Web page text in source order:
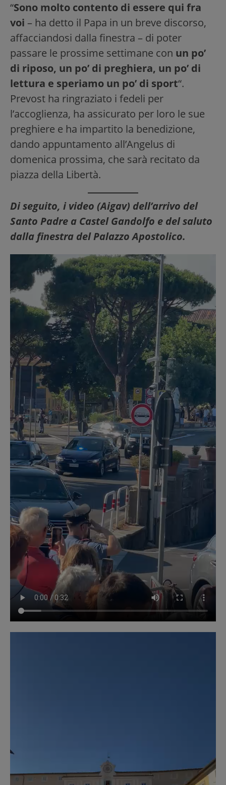
“Sono molto contento di essere qui fra
voi – ha detto il Papa in un breve discorso,
affacciandosi dalla finestra – di poter
passare le prossime settimane con un po’
di riposo, un po’ di preghiera, un po’ di
lettura e speriamo un po’ di sport“.
Prevost ha ringraziato i fedeli per
l’accoglienza, ha assicurato per loro le sue
preghiere e ha impartito la benedizione,
dando appuntamento all’Angelus di
domenica prossima, che sarà recitato da
piazza della Libertà.
Di seguito, i video (Aigav) dell’arrivo del
Santo Padre a Castel Gandolfo e del saluto
dalla finestra del Palazzo Apostolico.